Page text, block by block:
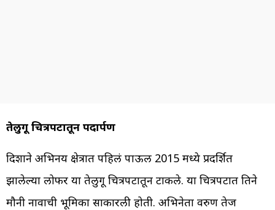
तेलुगू चित्रपटातून पदार्पण
दिशाने अभिनय क्षेत्रात पहिलं पाऊल 2015 मध्ये प्रदर्शित
झालेल्या लोफर या तेलुगू चित्रपटातून टाकले. या चित्रपटात तिने
मौनी नावाची भूमिका साकारली होती. अभिनेता वरुण तेज